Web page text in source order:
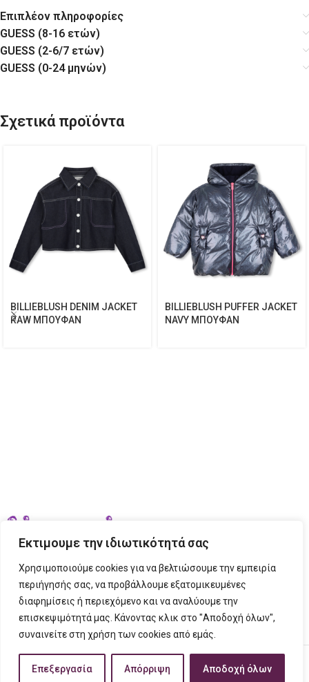
Εκτιμουμε την ιδιωτικότητά σας
Χρησιμοποιούμε cookies για να βελτιώσουμε την εμπειρία
περιήγησής σας, να προβάλλουμε εξατομικευμένες
διαφημίσεις ή περιεχόμενο και να αναλύουμε την
επισκεψιμότητά μας. Κάνοντας κλικ στο "Αποδοχή όλων",
συναινείτε στη χρήση των cookies από εμάς.
Επεξεργασία Απόρριψη Αποδοχή όλων
Επιπλέον πληροφορίες
GUESS (8-16 ετών)
GUESS (2-6/7 ετών)
GUESS (0-24 μηνών)
Σχετικά προϊόντα
BILLIEBLUSH DENIM JACKET
RAW ΜΠΟΥΦΑΝ
BILLIEBLUSH PUFFER JACKET
NAVY ΜΠΟΥΦΑΝ
ΣΤΟΙΧΕΙΑ ΕΠΙΚΟΙΝΩΝΙΑΣ
ΠΛΗΡΟΦΟΡΙΕΣ
FIGURINO 2023 CREATED BYTech PlaceCreative Ideas Creative Solutions.